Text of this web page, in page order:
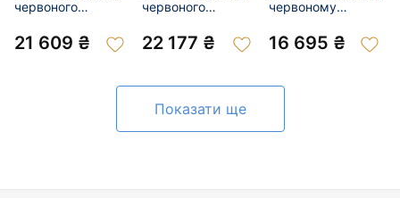
червоного
200900416
21 609 ₴
червоного
200950064
22 177 ₴
червоному
200950056
16 695 ₴
Показати ще